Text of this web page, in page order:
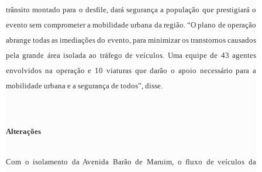
trânsito montado para o desfile, dará segurança a população que prestigiará o
evento sem comprometer a mobilidade urbana da região. “O plano de operação
abrange todas as imediações do evento, para minimizar os transtornos causados
pela grande área isolada ao tráfego de veículos. Uma equipe de 43 agentes
envolvidos na operação e 10 viaturas que darão o apoio necessário para a
mobilidade urbana e a segurança de todos”, disse.
Alterações
Com o isolamento da Avenida Barão de Maruim, o fluxo de veículos da